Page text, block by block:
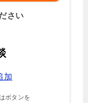
さい
ボタンを